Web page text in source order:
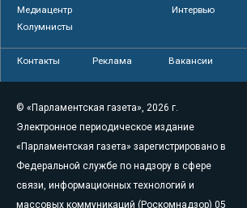
Медиацентр
Интервью
Колумнисты
Контакты Реклама Вакансии
© «Парламентская газета», 2026 г.
Электронное периодическое издание
«Парламентская газета» зарегистрировано в
Федеральной службе по надзору в сфере
связи, информационных технологий и
массовых коммуникаций (Роскомнадзор) 05